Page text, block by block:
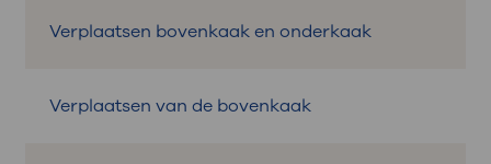
Verplaatsen bovenkaak en onderkaak
Verplaatsen van de bovenkaak